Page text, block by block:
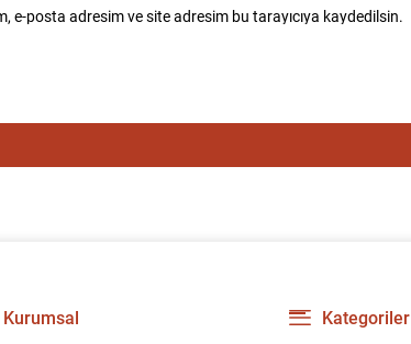
e-posta adresim ve site adresim bu tarayıcıya kaydedilsin.
Kurumsal Kategoriler